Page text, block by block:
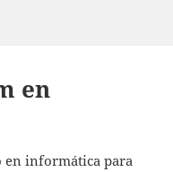
en
en informática para